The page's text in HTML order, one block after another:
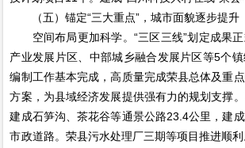
（五）锚定“三大重点”，城市面貌逐步提升
空间布局更加科学。“三区三线”划定成果正
产业发展片区、中部城乡融合发展片区等5个
编制工作基本完成，高质量完成荣县总体及重
方案，为县域经济发展提供强有力的规划支撑。
建成石笋沟、茶花谷等通景公路23.4公里，建
市政道路。荣县污水处理厂三期等项目推进顺利